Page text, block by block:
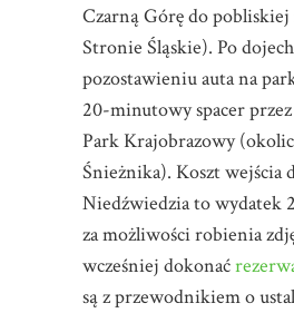
Czarną Górę do
Stronie Śląskie). Po
pozostawieniu auta na
20-minutowy spacer
Park Krajobrazowy
Śnieżnika). Koszt wejścia
Niedźwiedzia to wydatek
za możliwości robienia
wcześniej dokonać
są z przewodnikiem o